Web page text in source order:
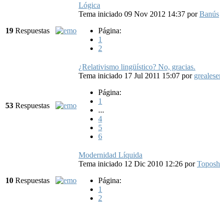
19 Respuestas
Lógica
Tema iniciado 09 Nov 2012 14:37 porBanús
Página:
1
2
53 Respuestas
¿Relativismo lingüístico? No, gracias.
Tema iniciado 17 Jul 2011 15:07 por
Página:
1
...
4
5
6
10 Respuestas
Modernidad Líquida
Tema iniciado 12 Dic 2010 12:26 por
Página:
1
2